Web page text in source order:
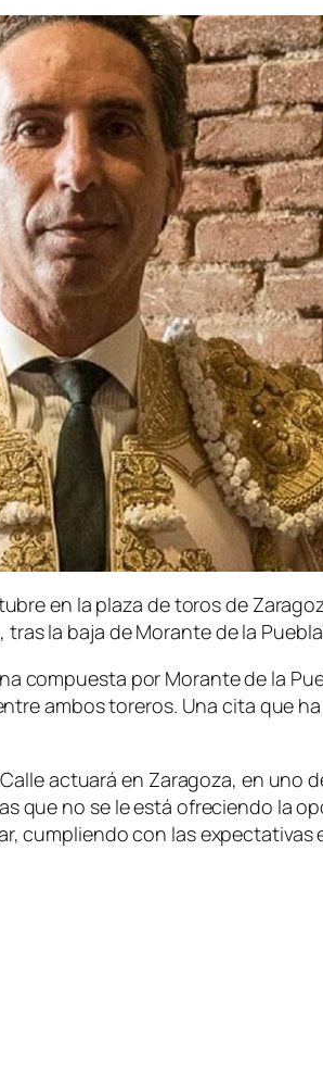
en la plaza de toros de
la baja de Morante de la
compuesta por Morante de la
ambos toreros. Una cita que
actuará en Zaragoza, en uno
que no se le está ofreciendo la
cumpliendo con las expectativas